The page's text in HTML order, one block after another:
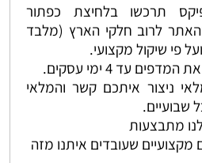
תרכשו בלחיצת כפתור
לרוב חלקי הארץ (מלבד
פי שיקול מקצועי.
עד 4 ימי עסקים.
ניצור איתכם קשר והמלאי
שבועיים.
מתבצעות
מקצועיים שעובדים איתנו מזה